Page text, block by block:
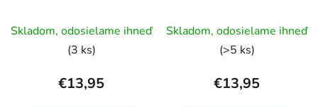
Skladom, odosielame ihneď
(3 ks)
€13,95
Sole
Skladom, odosielame ihneď
(>5 ks)
€13,95